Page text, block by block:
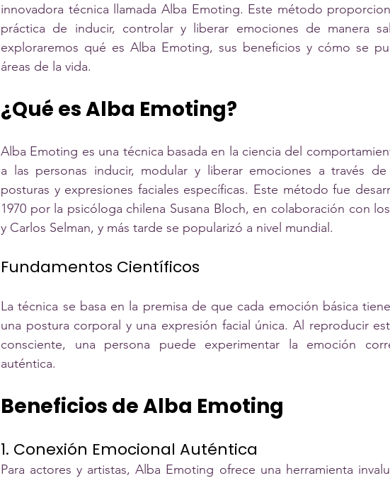
innovadora técnica llamada Alba Emoting. Este método
práctica de inducir, controlar y liberar emociones de manera
exploraremos qué es Alba Emoting, sus beneficios y cómo se
áreas de la vida.
¿Qué es Alba Emoting?
Alba Emoting es una técnica basada en la ciencia del
a las personas inducir, modular y liberar emociones a través
posturas y expresiones faciales específicas. Este método fue
1970 por la psicóloga chilena Susana Bloch, en colaboración con
y Carlos Selman, y más tarde se popularizó a nivel mundial.
Fundamentos Científicos
La técnica se basa en la premisa de que cada emoción básica
una postura corporal y una expresión facial única. Al reproducir
consciente, una persona puede experimentar la emoción
auténtica.
Beneficios de Alba Emoting
1. Conexión Emocional Auténtica
Para actores y artistas, Alba Emoting ofrece una herramienta